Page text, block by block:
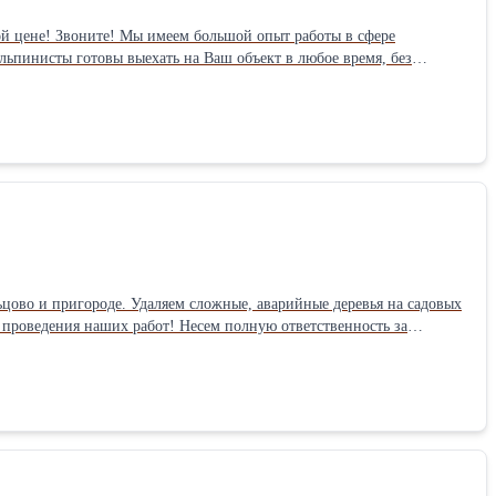
опыт работы в сфере
готовы выехать на Ваш объект в любое время, без
трещин; * наружное утепление квартир; * монтаж
швов между панелями стен; * покраска водосточных
освещения. Для уточнения стоимости работы по Вашему объекту,
и пригороде. Удаляем сложные, аварийные деревья на садовых
наших работ! Несем полную ответственность за
к исполнителям, не переплачивайте посредникам!